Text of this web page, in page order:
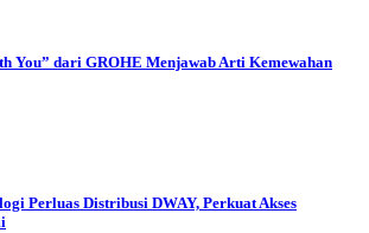
You” dari GROHE Menjawab Arti Kemewahan
Perluas Distribusi DWAY, Perkuat Akses